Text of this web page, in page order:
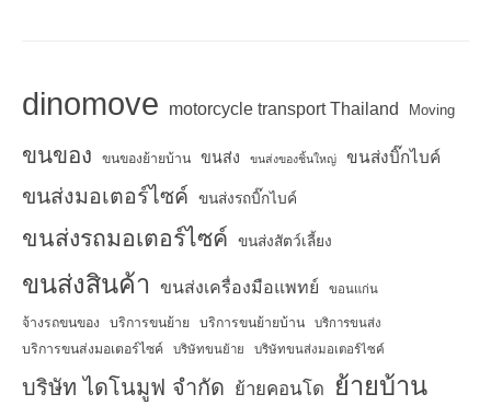
dinomove motorcycle transport Thailand Moving
ขนของ ขนของย้ายบ้าน ขนส่ง ขนส่งของชิ้นใหญ่ ขนส่งบิ๊กไบค์
ขนส่งมอเตอร์ไซค์ ขนส่งรถบิ๊กไบค์
ขนส่งรถมอเตอร์ไซค์ ขนส่งสัตว์เลี้ยง
ขนส่งสินค้า ขนส่งเครื่องมือแพทย์ ขอนแก่น
จ้างรถขนของ บริการขนย้าย บริการขนย้ายบ้าน บริการขนส่ง
บริการขนส่งมอเตอร์ไซค์ บริษัทขนย้าย บริษัทขนส่งมอเตอร์ไซค์
บริษัท ไดโนมูฟ จำกัด ย้ายคอนโด ย้ายบ้าน